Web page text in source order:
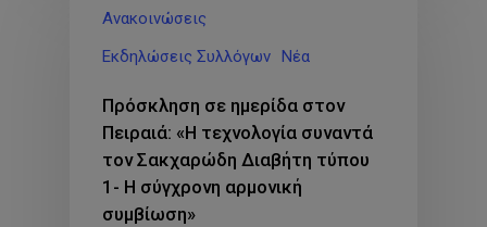
Ανακοινώσεις
Εκδηλώσεις Συλλόγων
Νέα
Πρόσκληση σε ημερίδα στον
Πειραιά: «Η τεχνολογία συναντά
τον Σακχαρώδη Διαβήτη τύπου
1- Η σύγχρονη αρμονική
συμβίωση»